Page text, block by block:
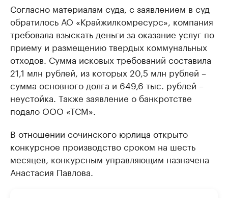
Согласно материалам суда, с заявлением в суд
обратилось АО «Крайжилкомресурс», компания
требовала взыскать деньги за оказание услуг по
приему и размещению твердых коммунальных
отходов. Сумма исковых требований составила
21,1 млн рублей, из которых 20,5 млн рублей –
сумма основного долга и 649,6 тыс. рублей –
неустойка. Также заявление о банкротстве
подало ООО «ТСМ».
В отношении сочинского юрлица открыто
конкурсное производство сроком на шесть
месяцев, конкурсным управляющим назначена
Анастасия Павлова.